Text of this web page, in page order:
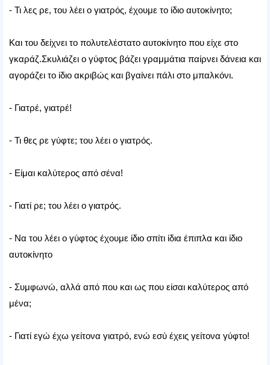
- Τι λες ρε, του λέει ο γιατρός, έχουμε το ίδιο αυτοκίνητο;
Και του δείχνει το πολυτελέστατο αυτοκίνητο που είχε στο
γκαράζ.Σκυλιάζει ο γύφτος βάζει γραμμάτια παίρνει δάνεια και
αγοράζει το ίδιο ακριβώς και βγαίνει πάλι στο μπαλκόνι.
- Γιατρέ, γιατρέ!
- Τι θες ρε γύφτε; του λέει ο γιατρός.
- Είμαι καλύτερος από σένα!
- Γιατί ρε; του λέει ο γιατρός.
- Να του λέει ο γύφτος έχουμε ίδιο σπίτι ίδια έπιπλα και ίδιο
αυτοκίνητο
- Συμφωνώ, αλλά από που και ως που είσαι καλύτερος από
μένα;
- Γιατί εγώ έχω γείτονα γιατρό, ενώ εσύ έχεις γείτονα γύφτο!